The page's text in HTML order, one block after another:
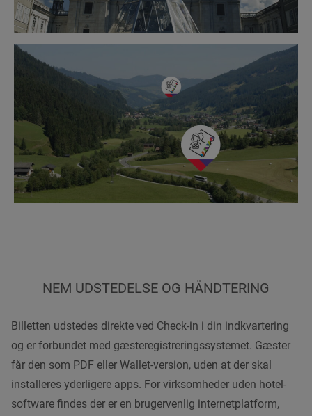
NEM UDSTEDELSE OG HÅNDTERING
Billetten udstedes direkte ved Check-in i din indkvartering
og er forbundet med gæsteregistreringssystemet. Gæster
får den som PDF eller Wallet-version, uden at der skal
installeres yderligere apps. For virksomheder uden hotel-
software findes der er en brugervenlig internetplatform,